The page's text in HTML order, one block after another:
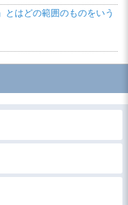
とはどの範囲のものをいう